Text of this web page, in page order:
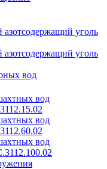
уголь
уголь
вод
вод
вод
вод